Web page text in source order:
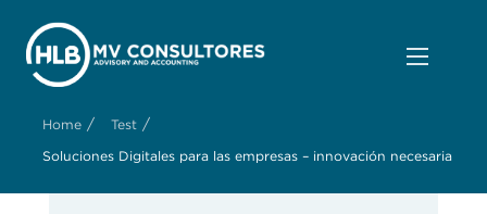
Home / Test /
Soluciones Digitales para las empresas – innovación necesaria